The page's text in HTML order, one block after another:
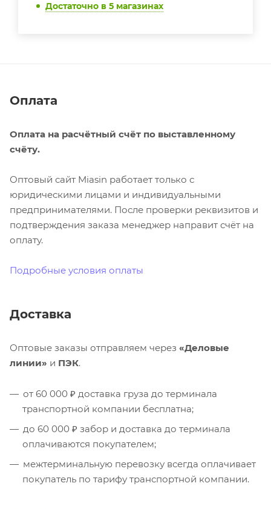
Достаточно в 5 магазинах
Оплата
Оплата на расчётный счёт по выставленному
счёту.
Оптовый сайт Miasin работает только с
юридическими лицами и индивидуальными
предпринимателями. После проверки реквизитов и
подтверждения заказа менеджер направит счёт на
оплату.
Подробные условия оплаты
Доставка
Оптовые заказы отправляем через «Деловые
линии» и ПЭК.
от 60 000 ₽ доставка груза до терминала
транспортной компании бесплатна;
до 60 000 ₽ забор и доставка до терминала
оплачиваются покупателем;
межтерминальную перевозку всегда оплачивает
покупатель по тарифу транспортной компании.